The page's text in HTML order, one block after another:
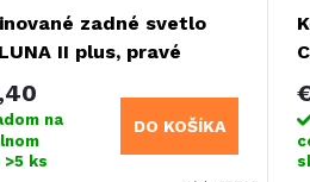
zadné svetlo
II plus, pravé
na
>5 ks
DO KOŠÍKA